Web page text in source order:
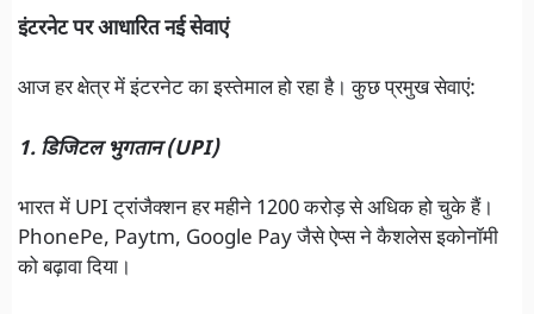
इंटरनेट पर आधारित नई सेवाएं
आज हर क्षेत्र में इंटरनेट का इस्तेमाल हो रहा है। कुछ प्रमुख सेवाएं:
1. डिजिटल भुगतान (UPI)
भारत में UPI ट्रांजैक्शन हर महीने 1200 करोड़ से अधिक हो चुके हैं।
PhonePe, Paytm, Google Pay जैसे ऐप्स ने कैशलेस इकोनॉमी
को बढ़ावा दिया।